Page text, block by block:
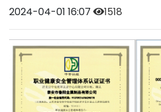
2024-04-01 16:07 1518